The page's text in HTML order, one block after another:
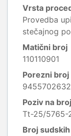
Vrsta
Provedba
stečajnog
Matični broj
110110901
Porezni broj
Poziv na broj
Tt-25/5765-
Broj